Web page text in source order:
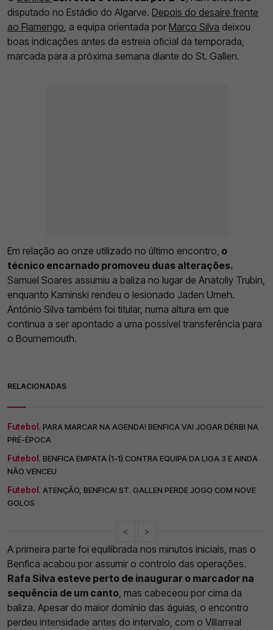
disputado no Estádio do Algarve. Depois do desaire frente
ao Flamengo , a equipa orientada por Marco Silva deixou
boas indicações antes da estreia oficial da temporada,
marcada para a próxima semana diante do St. Gallen.
Em relação ao onze utilizado no último encontro, o
técnico encarnado promoveu duas alterações.
Samuel Soares assumiu a baliza no lugar de Anatoliy Trubin,
enquanto Kaminski rendeu o lesionado Jaden Umeh.
António Silva também foi titular, numa altura em que
continua a ser apontado a uma possível transferência para
o Bournemouth.
RELACIONADAS
Futebol. PARA MARCAR NA AGENDA! BENFICA VAI JOGAR DÉRBI NA
PRÉ-ÉPOCA
Futebol. BENFICA EMPATA (1-1) CONTRA EQUIPA DA LIGA 3 E AINDA
NÃO VENCEU
Futebol. ATENÇÃO, BENFICA! ST. GALLEN PERDE JOGO COM NOVE
GOLOS
< >
A primeira parte foi equilibrada nos minutos iniciais, mas o
Benfica acabou por assumir o controlo das operações.
Rafa Silva esteve perto de inaugurar o marcador na
sequência de um canto , mas cabeceou por cima da
baliza. Apesar do maior domínio das águias, o encontro
perdeu intensidade antes do intervalo, com o Villarreal